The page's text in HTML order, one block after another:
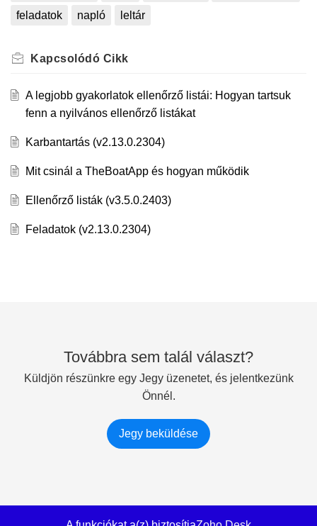
feladatok
napló leltár
Kapcsolódó Cikk
A legjobb gyakorlatok ellenőrző listái: Hogyan tartsuk
fenn a nyilvános ellenőrző listákat
Karbantartás (v2.13.0.2304)
Mit csinál a TheBoatApp és hogyan működik
Ellenőrző listák (v3.5.0.2403)
Feladatok (v2.13.0.2304)
Továbbra sem talál választ?
Küldjön részünkre egy Jegy üzenetet, és jelentkezünk
Önnél.
Jegy beküldése